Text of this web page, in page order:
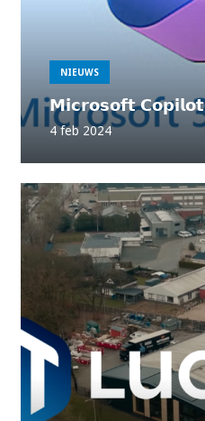
NIEUWS
𝗠𝗶𝗰𝗿𝗼𝘀𝗼𝗳𝘁 𝗖𝗼𝗽𝗶𝗹𝗼𝘁
4 feb 2024